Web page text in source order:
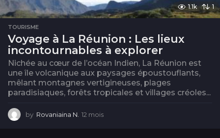
1.1k 1
TOURISME
Voyage à La Réunion : Les lieux
incontournables à explorer
Nichée au cœur de l’océan Indien, La Réunion est
une île volcanique aux paysages époustouflants,
mêlant montagnes vertigineuses, plages
paradisiaques, forêts tropicales et villages créoles...
by Rovaniaina N. 12 mois